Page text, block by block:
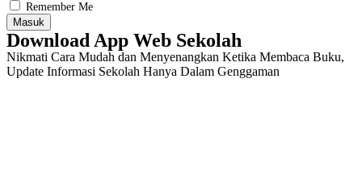
Remember Me
Masuk
Download App Web Sekolah
Nikmati Cara Mudah dan Menyenangkan Ketika Membaca Buku,
Update Informasi Sekolah Hanya Dalam Genggaman